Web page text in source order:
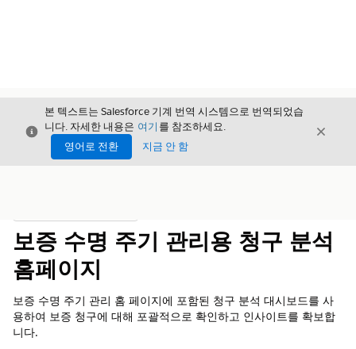
닫기
본 텍스트는 Salesforce 기계 번역 시스템으로 번역되었습
니다. 자세한 내용은 여기 를 참조하세요.
영어로 전환
지금 안 함
닫기
보증 수명 주기 관리용 청구 분석
홈페이지
보증 수명 주기 관리 홈 페이지에 포함된 청구 분석 대시보드를 사
용하여 보증 청구에 대해 포괄적으로 확인하고 인사이트를 확보합
니다.